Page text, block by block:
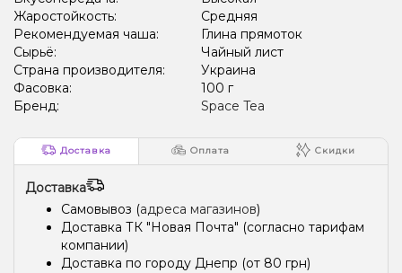
Жаростойкость:
Средняя
Рекомендуемая чаша:
Глина прямоток
Сырьё:
Чайный лист
Страна производителя:
Украина
Фасовка:
100 г
Бренд:
Space Tea
Доставка Оплата Скидки
Доставка
Самовывоз (адреса магазинов)
Доставка ТК "Новая Почта" (согласно тарифам
компании)
Доставка по городу Днепр (от 80 грн)